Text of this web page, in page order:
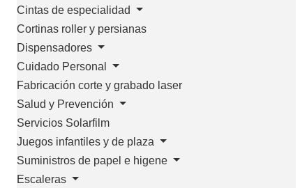
Cintas de especialidad
Cortinas roller y persianas
Dispensadores
Cuidado Personal
Fabricación corte y grabado laser
Salud y Prevención
Servicios Solarfilm
Juegos infantiles y de plaza
Suministros de papel e higene
Escaleras